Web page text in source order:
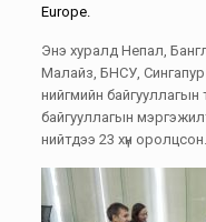
Europe
Энэ хуралд Непал,
Малайз, БНСУ, Сингапур
нийгмийн байгууллагын
байгууллагын
нийтдээ 23 хүн оролцсон.